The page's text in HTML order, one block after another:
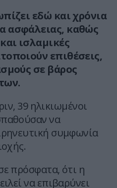
εδώ και χρόνια
ασφάλειας, καθώς
ισλαμικές
επιθέσεις,
σε βάρος
39 ηλικιωμένοι
να
συμφωνία
πρόσφατα, ότι η
να επιβαρύνει